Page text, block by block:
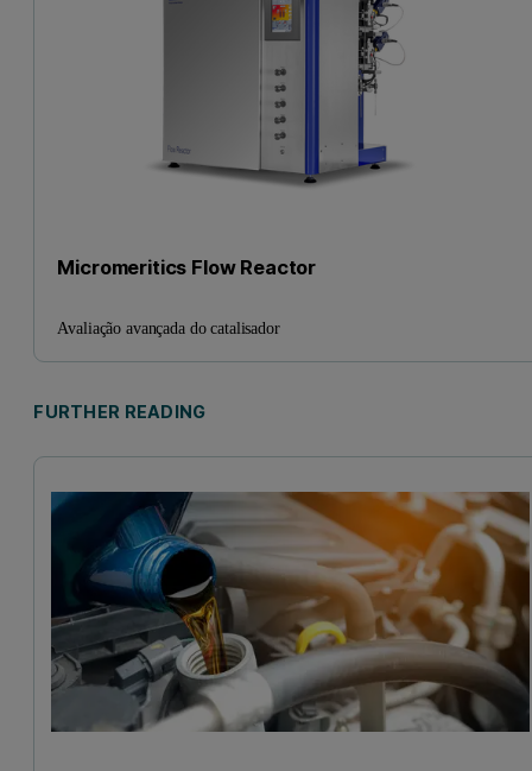
Micromeritics Flow Reactor
Avaliação avançada do catalisador
FURTHER READING